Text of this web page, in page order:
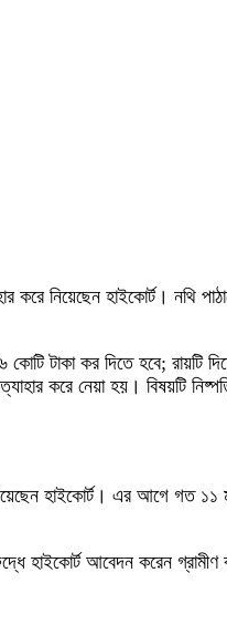
করে নিয়েছেন হাইকোর্ট। নথি
টাকা কর দিতে হবে; রায়টি
করে নেয়া হয়। বিষয়টি
হাইকোর্ট। এর আগে গত ১১
হাইকোর্ট আবেদন করেন গ্রামীণ